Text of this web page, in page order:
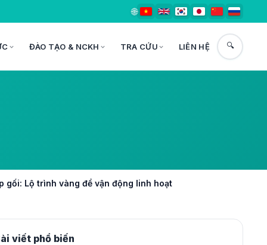
🌐
ĐÀO TẠO & NCKH TRA CỨU LIÊN HỆ 🔍
gối: Lộ trình vàng để vận động linh hoạt
viết phổ biến